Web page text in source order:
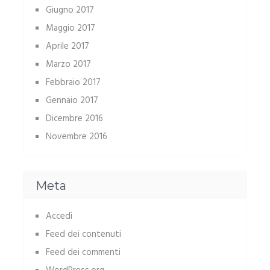
Giugno 2017
Maggio 2017
Aprile 2017
Marzo 2017
Febbraio 2017
Gennaio 2017
Dicembre 2016
Novembre 2016
Meta
Accedi
Feed dei contenuti
Feed dei commenti